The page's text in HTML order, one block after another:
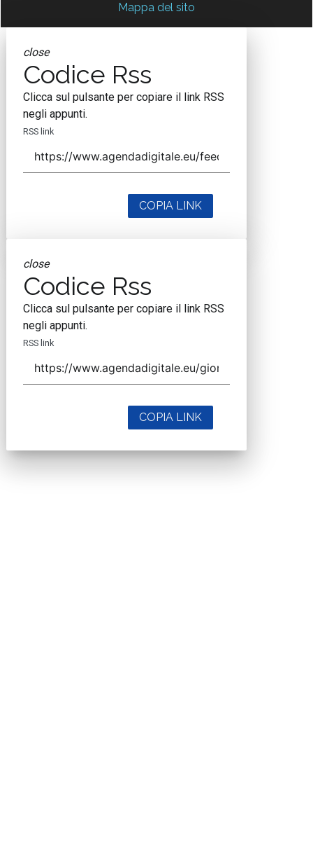
Mappa del sito
close
Codice Rss
Clicca sul pulsante per copiare il link RSS
negli appunti.
RSS link
COPIA LINK
close
Codice Rss
Clicca sul pulsante per copiare il link RSS
negli appunti.
RSS link
COPIA LINK